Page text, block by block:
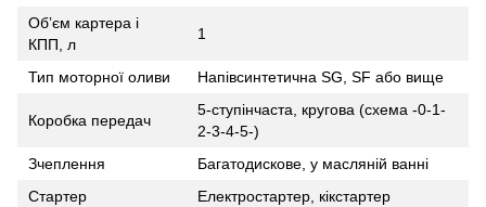
Обʼєм картера і
КПП, л
1
Тип моторної оливи Напівсинтетична SG, SF або вище
Коробка передач
5-ступінчаста, кругова (схема -0-1-
2-3-4-5-)
Зчеплення
Багатодискове, у масляній ванні
Стартер
Електростартер, кікстартер